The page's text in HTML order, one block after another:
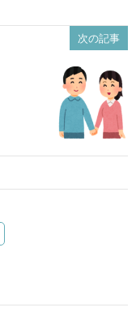
次の記事